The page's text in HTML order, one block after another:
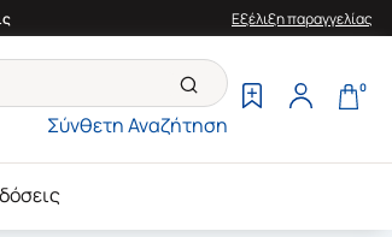
Εξέλιξη παραγγελίας
Σύνθετη Αναζήτηση
0